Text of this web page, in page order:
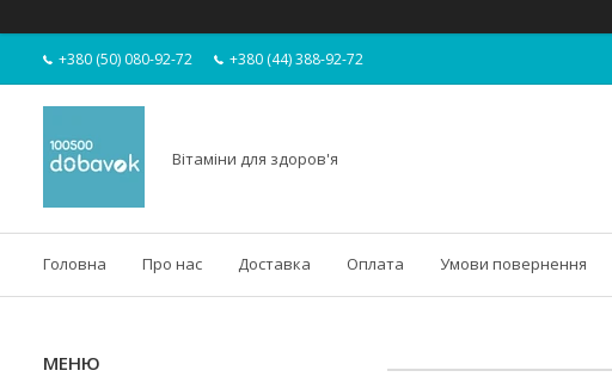
+380 (50) 080-92-72 +380 (44) 388-92-72
Вітаміни для здоров'я
Головна Про нас Доставка Оплата Умови повернення